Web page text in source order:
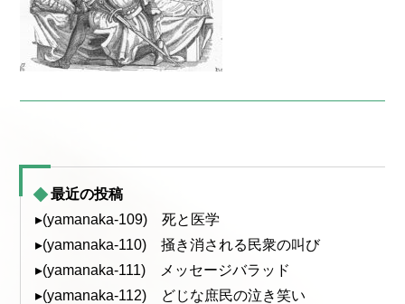
最近の投稿
▸(yamanaka-109) 死と医学
▸(yamanaka-110) 掻き消される民衆の叫び
▸(yamanaka-111) メッセージバラッド
▸(yamanaka-112) どじな庶民の泣き笑い